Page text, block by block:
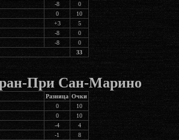
-8
0
0
10
+3
5
-8
0
-8
0
33
При Сан-Марино
Разница Очки
0
10
0
10
-4
4
-1
8